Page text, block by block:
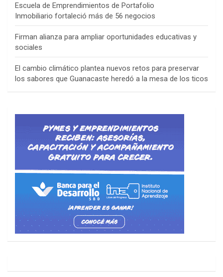
Escuela de Emprendimientos de Portafolio
Inmobiliario fortaleció más de 56 negocios
Firman alianza para ampliar oportunidades educativas y
sociales
El cambio climático plantea nuevos retos para preservar
los sabores que Guanacaste heredó a la mesa de los ticos